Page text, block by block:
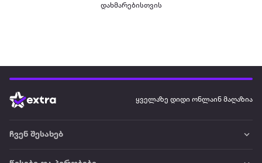
დახმარებისთვის
ყველაზე დიდი ონლაინ მაღაზია
ჩვენ შესახებ